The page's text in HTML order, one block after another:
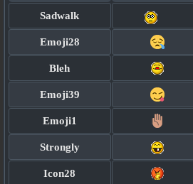
Sadwalk
Emoji28
Bleh
Emoji39
Emoji1
Strongly
Icon28